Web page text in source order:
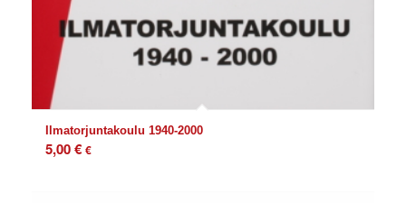
Ilmatorjuntakoulu 1940-2000
5,00€ €